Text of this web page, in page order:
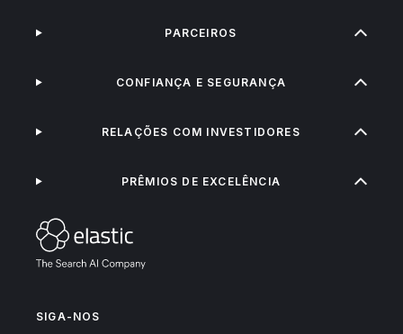
SIGA-NOS
PARCEIROS
CONFIANÇA E SEGURANÇA
RELAÇÕES COM INVESTIDORES
PRÊMIOS DE EXCELÊNCIA